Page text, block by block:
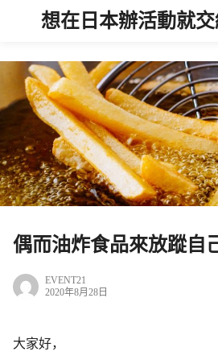
想在日本辦活動就
偶而油炸食品來放蹤自
EVENT21
2020年8月28日
大家好，